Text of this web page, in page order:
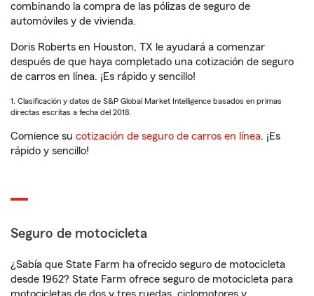
combinando la compra de las pólizas de seguro de
automóviles y de vivienda.
Doris Roberts en Houston, TX le ayudará a comenzar
después de que haya completado una cotización de seguro
de carros en línea. ¡Es rápido y sencillo!
1. Clasificación y datos de S&P Global Market Intelligence basados en primas
directas escritas a fecha del 2018.
Comience su cotización de seguro de carros en línea. ¡Es
rápido y sencillo!
Seguro de motocicleta
¿Sabía que State Farm ha ofrecido seguro de motocicleta
desde 1962? State Farm ofrece seguro de motocicleta para